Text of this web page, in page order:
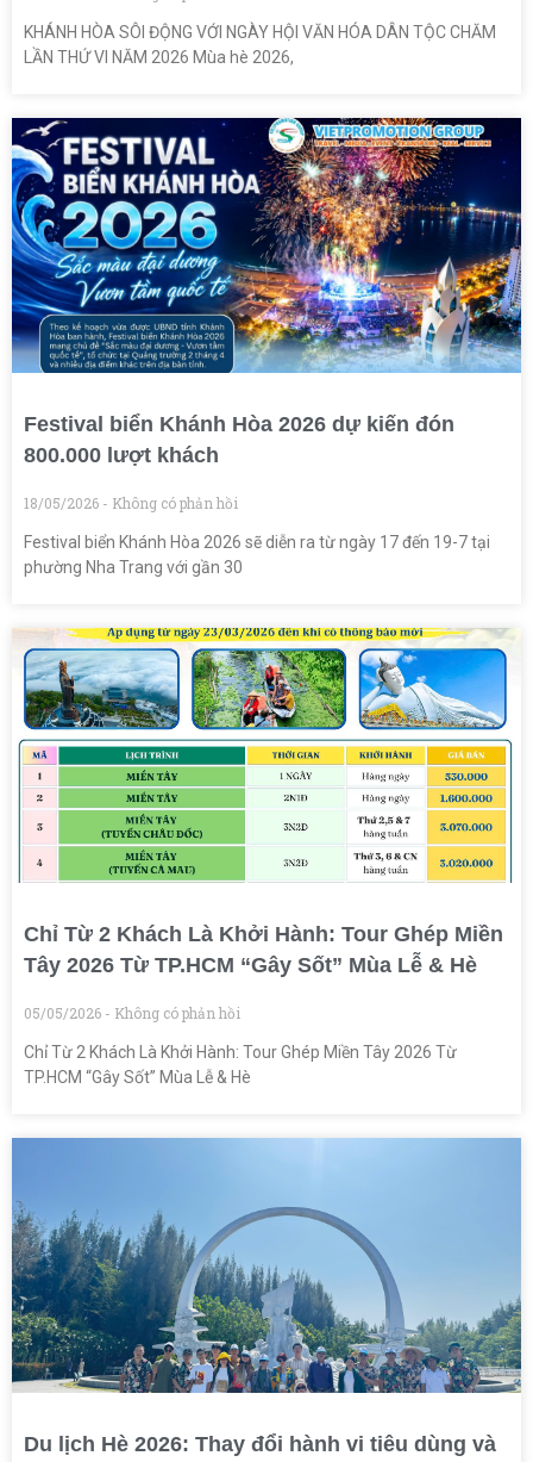
KHÁNH HÒA SÔI ĐỘNG VỚI NGÀY HỘI VĂN HÓA DÂN TỘC CHĂM
LẦN THỨ VI NĂM 2026 Mùa hè 2026,
Festival biển Khánh Hòa 2026 dự kiến đón
800.000 lượt khách
18/05/2026 Không có phản hồi
Festival biển Khánh Hòa 2026 sẽ diễn ra từ ngày 17 đến 19-7 tại
phường Nha Trang với gần 30
Chỉ Từ 2 Khách Là Khởi Hành: Tour Ghép Miền
Tây 2026 Từ TP.HCM “Gây Sốt” Mùa Lễ & Hè
05/05/2026 Không có phản hồi
Chỉ Từ 2 Khách Là Khởi Hành: Tour Ghép Miền Tây 2026 Từ
TP.HCM “Gây Sốt” Mùa Lễ & Hè
Du lịch Hè 2026: Thay đổi hành vi tiêu dùng và